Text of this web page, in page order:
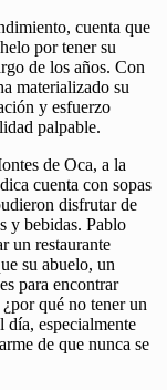
cuenta que
por tener su
de los años. Con
materializado su
y esfuerzo
palpable.
de Oca, a la
cuenta con sopas
disfrutar de
y bebidas. Pablo
un restaurante
su abuelo, un
para encontrar
qué no tener un
día, especialmente
de que nunca se